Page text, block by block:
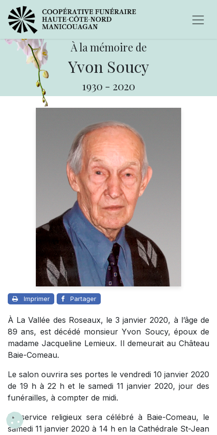
À la mémoire de
Yvon Soucy
1930 - 2020
Imprimer Partager
À La Vallée des Roseaux, le 3 janvier 2020, à l’âge de
89 ans, est décédé monsieur Yvon Soucy, époux de
madame Jacqueline Lemieux. Il demeurait au Château
Baie-Comeau.
Le salon ouvrira ses portes le vendredi 10 janvier 2020
de 19 h à 22 h et le samedi 11 janvier 2020, jour des
funérailles, à compter de midi.
Le service religieux sera célébré à Baie-Comeau, le
samedi 11 janvier 2020 à 14 h en la Cathédrale St-Jean